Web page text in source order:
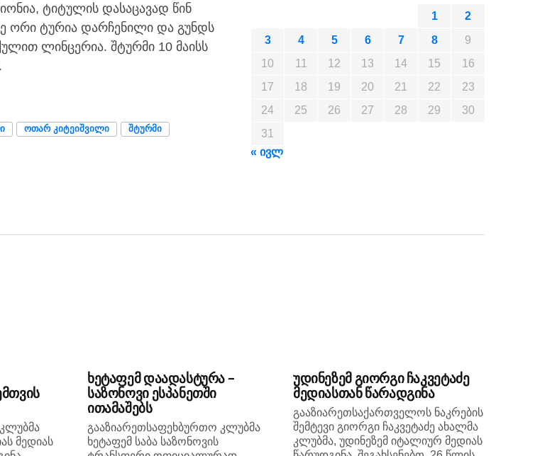
ტიტულის დასაცავად წინ
ორი ტურია დარჩენილი და გუნდს
ლინცერია. შტურმი 10 მაისს
ᲝᲗᲐᲠ ᲙᲘᲢᲔᲘᲨᲕᲘᲚᲘ ᲨᲢᲣᲠᲛᲘ
1
2
3
4 5 6 7 8
9
10
11 12 13 14 15
16
17
18 19 20 21 22
23
24
25 26 27 28 29
30
31
« ივლ
მედიას
ხეტაფემ დაადასტურა –
საზონოვი ესპანეთში
ითამაშებს
გააზიარეთსაფეხბურთო კლუბმა
ხეტაფემ საბა საზონოვის
უდინეზემ გიორგი ჩაკვეტაძე
მედიასთან წარადგინა
გააზიარეთსაქართველოს ნაკრების
შემტევი გიორგი ჩაკვეტაძე ახალმა
კლუბმა, უდინეზემ იტალიურ მედიას